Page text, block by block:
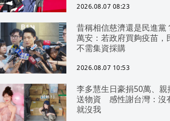
2026.08.07 08:23
昔稱相信慈濟還是民進
萬安：若政府買夠疫苗，
不需集資採購
2026.08.07 10:53
李多慧生日豪捐50萬、親
送物資 感性謝台灣：沒
就沒我